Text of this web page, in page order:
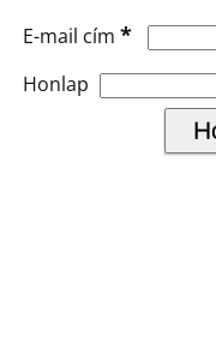
E-mail cím *
Honlap